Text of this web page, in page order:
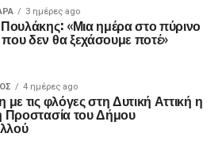
3 ημέρες ago
Πουλάκης: «Μια ημέρα στο πύρινο
δεν θα ξεχάσουμε ποτέ»
4 ημέρες ago
με τις φλόγες στη Δυτική Αττική η
Προστασία του Δήμου